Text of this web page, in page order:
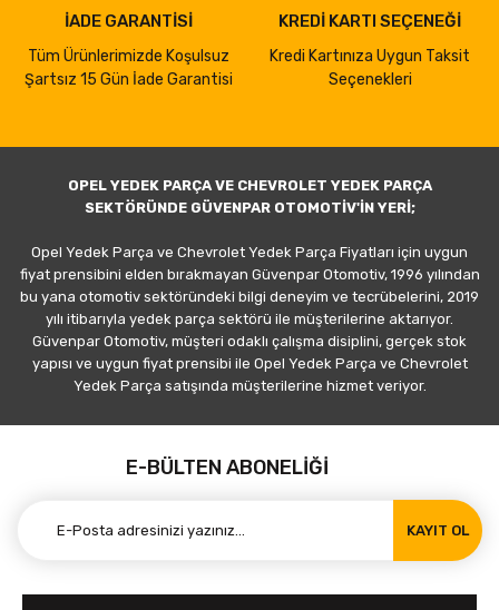
İADE GARANTİSİ
Tüm Ürünlerimizde Koşulsuz
Şartsız 15 Gün İade Garantisi
KREDİ KARTI SEÇENEĞİ
Kredi Kartınıza Uygun Taksit
Seçenekleri
OPEL YEDEK PARÇA VE CHEVROLET YEDEK PARÇA
SEKTÖRÜNDE GÜVENPAR OTOMOTİV'İN YERİ;
Opel Yedek Parça ve Chevrolet Yedek Parça Fiyatları için uygun
fiyat prensibini elden bırakmayan Güvenpar Otomotiv, 1996 yılından
bu yana otomotiv sektöründeki bilgi deneyim ve tecrübelerini, 2019
yılı itibarıyla yedek parça sektörü ile müşterilerine aktarıyor.
Güvenpar Otomotiv, müşteri odaklı çalışma disiplini, gerçek stok
yapısı ve uygun fiyat prensibi ile Opel Yedek Parça ve Chevrolet
Yedek Parça satışında müşterilerine hizmet veriyor.
E-BÜLTEN ABONELİĞİ
KAYIT OL